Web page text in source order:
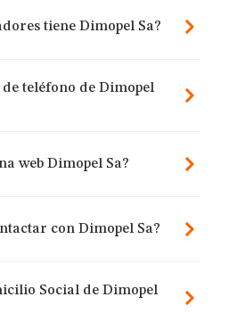
tiene Dimopel Sa?
teléfono de Dimopel
web Dimopel Sa?
con Dimopel Sa?
Social de Dimopel